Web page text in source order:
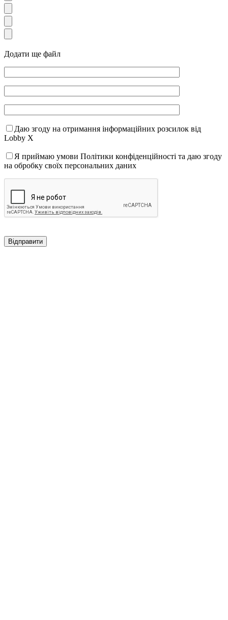
Додати ще файл
Даю згоду на отримання інформаційних розсилок від
Lobby X
Я приймаю умови Політики конфіденційності та даю згоду
на обробку своїх персональних даних